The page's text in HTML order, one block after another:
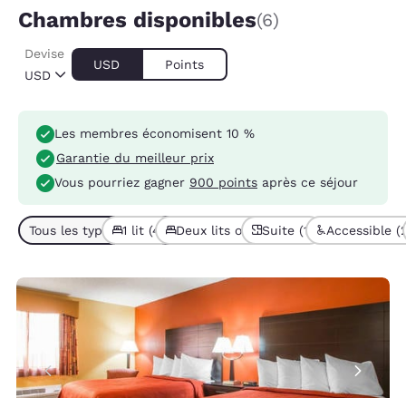
Chambres disponibles(6)
USD
Devise
USD Points
Les membres économisent 10 %
Garantie du meilleur prix
Vous pourriez gagner 900 points après ce séjour
Tous les types de chambres (6)
1 lit (4) Deux lits ou plus (2)
Suite (1) Accessible